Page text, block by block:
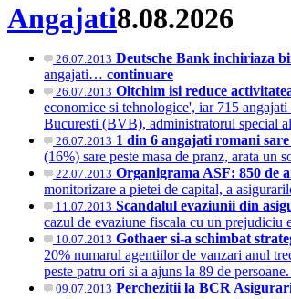
Angajati8.08.2026
26.07.2013 Deutsche Bank inchiriaza
angajati… continuare
26.07.2013 Oltchim isi reduce
economice si tehnologice', iar 715
Bucuresti (BVB), administratorul special
26.07.2013 1 din 6 angajati romani
(16%) sare peste masa de pranz, arata
22.07.2013 Organigrama ASF: 850 de
monitorizare a pietei de capital, a
11.07.2013 Scandalul evaziunii din
cazul de evaziune fiscala cu un prejudiciu
10.07.2013 Gothaer si-a schimbat
20% numarul agentiilor de vanzari anul
peste patru ori si a ajuns la 89 de
09.07.2013 Perchezitii la BCR